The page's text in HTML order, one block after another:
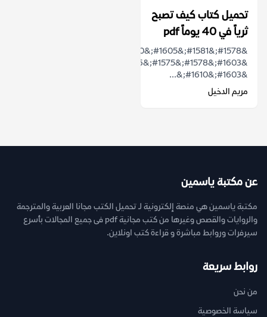
تحميل كتاب كيف تصبح
ثرياً في 40 يوماً pdf
&#1603;&#1610;&...
مريم الدخيل
عن مكتبة ياسمين
مكتبة ياسمين هي منصة إلكترونية لـ تحميل الكتب مجانا العربية والمترجمة
والروايات والقصص وغيرها من كتب مجانية pdf فى جميع المجالات بأسرع
سيرفرات وروابط مباشرة و قراءة كتب اونلاين.
روابط سريعة
من نحن
سياسة الخصوصية